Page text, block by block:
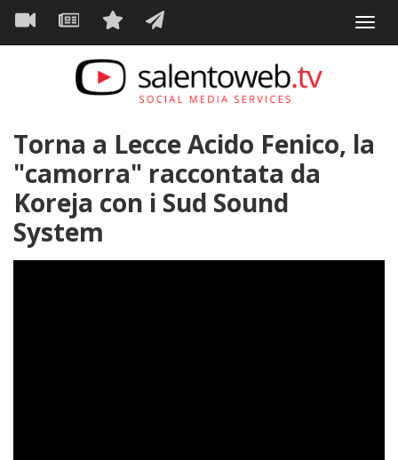
Salta
contenuto
Navigazione
principale
Torna a Lecce Acido Fenico, la
"camorra" raccontata da
Koreja con i Sud Sound
System